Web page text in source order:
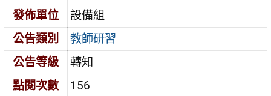
發佈單位
設備組
公告類別
教師研習
公告等級
轉知
點閱次數
156